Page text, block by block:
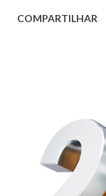
esperançar! A
COMPARTILHAR